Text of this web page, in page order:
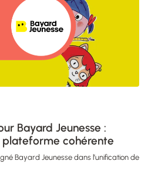
Bayard Jeunesse :
plateforme cohérente
Bayard Jeunesse dans l’unification de